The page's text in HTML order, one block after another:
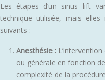
Les étapes d’un sinus lift
technique utilisée, mais elles
suivants :
Anesthésie :
ou générale en fonction
complexité de la